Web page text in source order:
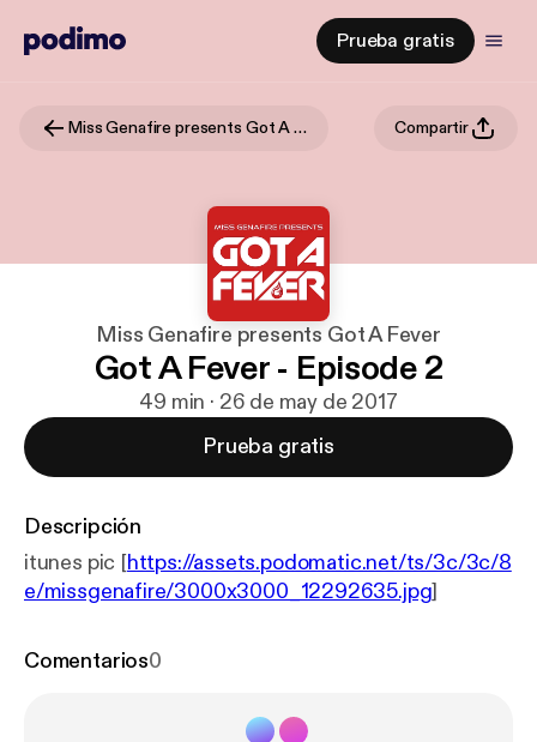
Prueba gratis
Miss Genafire presents Got A Fever Compartir
Miss Genafire presents Got A Fever
Got A Fever - Episode 2
49 min · 26 de may de 2017
Prueba gratis
Descripción
itunes pic [https://assets.podomatic.net/ts/3c/3c/8
e/missgenafire/3000x3000_12292635.jpg]
Comentarios0